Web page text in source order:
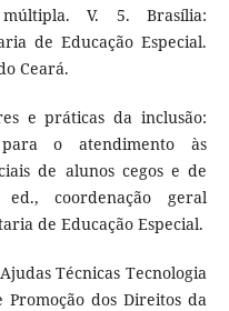
V. 5. Brasília:
de Educação Especial.
Ceará.
e práticas da inclusão:
para o atendimento às
de alunos cegos e de
coordenação geral
de Educação Especial.
Técnicas Tecnologia
Promoção dos Direitos da